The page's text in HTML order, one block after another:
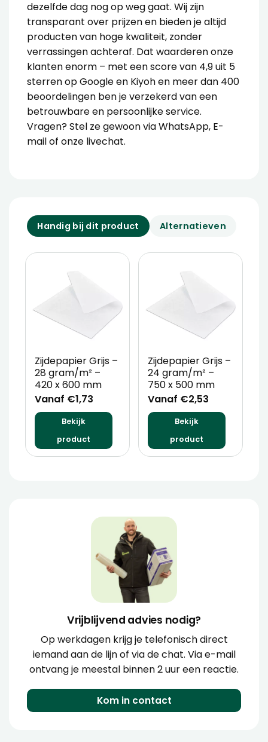
dezelfde dag nog op weg gaat. Wij zijn
transparant over prijzen en bieden je altijd
producten van hoge kwaliteit, zonder
verrassingen achteraf. Dat waarderen onze
klanten enorm – met een score van 4,9 uit 5
sterren op Google en Kiyoh en meer dan 400
beoordelingen ben je verzekerd van een
betrouwbare en persoonlijke service.
Vragen? Stel ze gewoon via WhatsApp, E-
mail of onze livechat.
Handig bij dit product Alternatieven
Zijdepapier Grijs –
28 gram/m² –
420 x 600 mm
Vanaf €1,73
Bekijk
product
Zijdepapier Grijs –
24 gram/m² –
750 x 500 mm
Vanaf €2,53
Bekijk
product
Vrijblijvend advies nodig?
Op werkdagen krijg je telefonisch direct
iemand aan de lijn of via de chat. Via e-mail
ontvang je meestal binnen 2 uur een reactie.
Kom in contact